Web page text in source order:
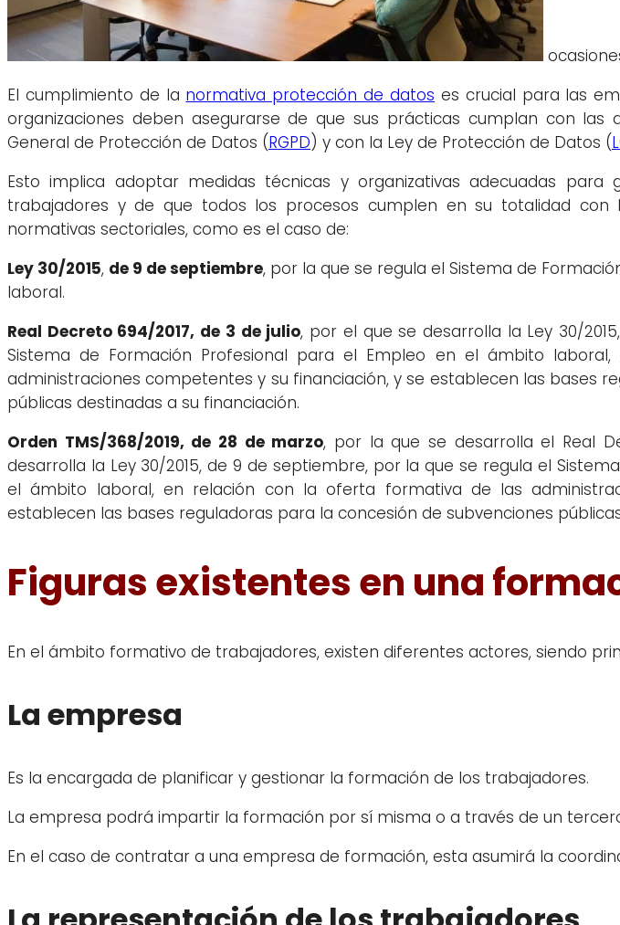
El cumplimiento de la normativa protección de datos es crucial para las
organizaciones deben asegurarse de que sus prácticas cumplan con las
General de Protección de Datos (RGPD) y con la Ley de Protección de Datos (
Esto implica adoptar medidas técnicas y organizativas adecuadas
trabajadores y de que todos los procesos cumplen en su totalidad con
normativas sectoriales, como es el caso de:
Ley 30/2015, de 9 de septiembre, por la que se regula el Sistema de
laboral.
Real Decreto 694/2017, de 3 de julio, por el que se desarrolla la Ley 30/
Sistema de Formación Profesional para el Empleo en el ámbito
administraciones competentes y su financiación, y se establecen las bases
públicas destinadas a su financiación.
Orden TMS/368/2019, de 28 de marzo, por la que se desarrolla el Real
desarrolla la Ley 30/2015, de 9 de septiembre, por la que se regula el
el ámbito laboral, en relación con la oferta formativa de las
establecen las bases reguladoras para la concesión de subvenciones
Figuras existentes en una
En el ámbito formativo de trabajadores, existen diferentes actores, siendo
La empresa
Es la encargada de planificar y gestionar la formación de los trabajadores.
La empresa podrá impartir la formación por sí misma o a través de un
En el caso de contratar a una empresa de formación, esta asumirá la